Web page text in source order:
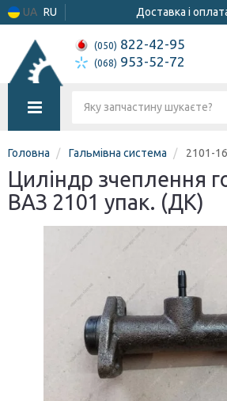
UA RU Доставка і
(050) 822-42-95
(068) 953-52-72
Головна Гальмівна система 2101-
Циліндр зчеплення
ВАЗ 2101 упак. (ДК)